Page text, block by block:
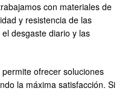
con materiales de
y resistencia de las
desgaste diario y las
ofrecer soluciones
la máxima satisfacción. Si